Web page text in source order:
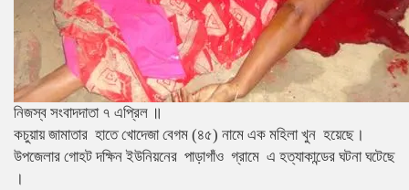
নিজস্ব সংবাদদাতা ৭ এপ্রিল ॥
কচুয়ায় জামাতার হাতে খোদেজা বেগম (৪৫) নামে এক মহিলা খুন হয়েছে।
উপজেলার গোহট দক্ষিন ইউনিয়নের পাড়াগাঁও গ্রামে এ হত্যাকান্ডের ঘটনা ঘটেছে
।